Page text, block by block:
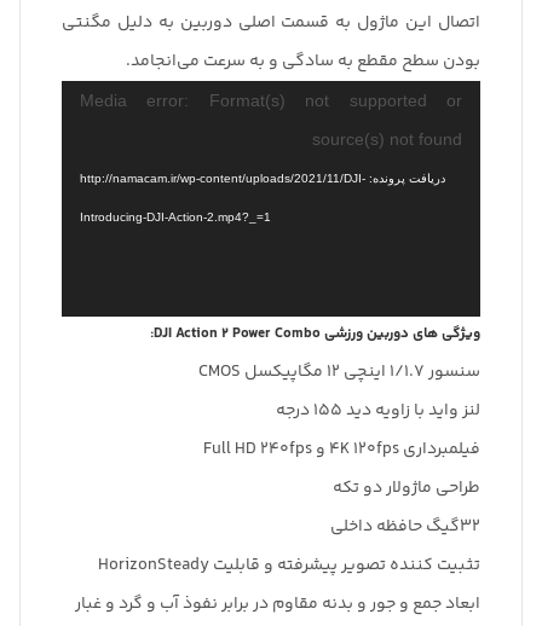
اتصال این ماژول به قسمت اصلی دوربین به دلیل مگنتی
بودن سطح مقطع به سادگی و به سرعت می‌انجامد.
نمایشگر
ویدیو
Media error: Format(s) not supported or
source(s) not found
دریافت پرونده: http://namacam.ir/wp-content/uploads/2021/11/DJI-
Introducing-DJI-Action-2.mp4?_=1
ویژگی های دوربین ورزشی DJI Action 2 Power Combo:
سنسور 1/1.7 اینچی 12 مگاپیکسل CMOS
لنز واید با زاویه دید 155 درجه
فیلمبرداری 4K 120fps و Full HD 240fps
طراحی ماژولار دو تکه
32گیگ حافظه داخلی
تثبیت کننده تصویر پیشرفته و قابلیت HorizonSteady
ابعاد جمع و جور و بدنه مقاوم در برابر نفوذ آب و گرد و غبار